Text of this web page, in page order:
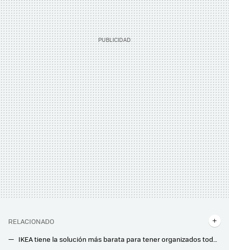
RELACIONADO
IKEA tiene la solución más barata para tener organizados todos los cables en casa